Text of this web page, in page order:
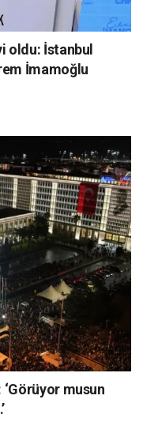
oldu: İstanbul
İmamoğlu
‘Görüyor musun